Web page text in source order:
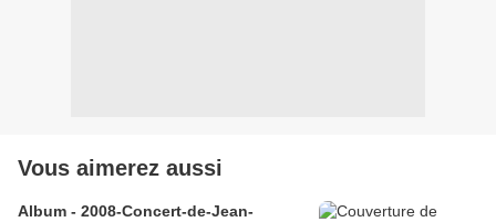
Vous aimerez aussi
Album - 2008-Concert-de-Jean-